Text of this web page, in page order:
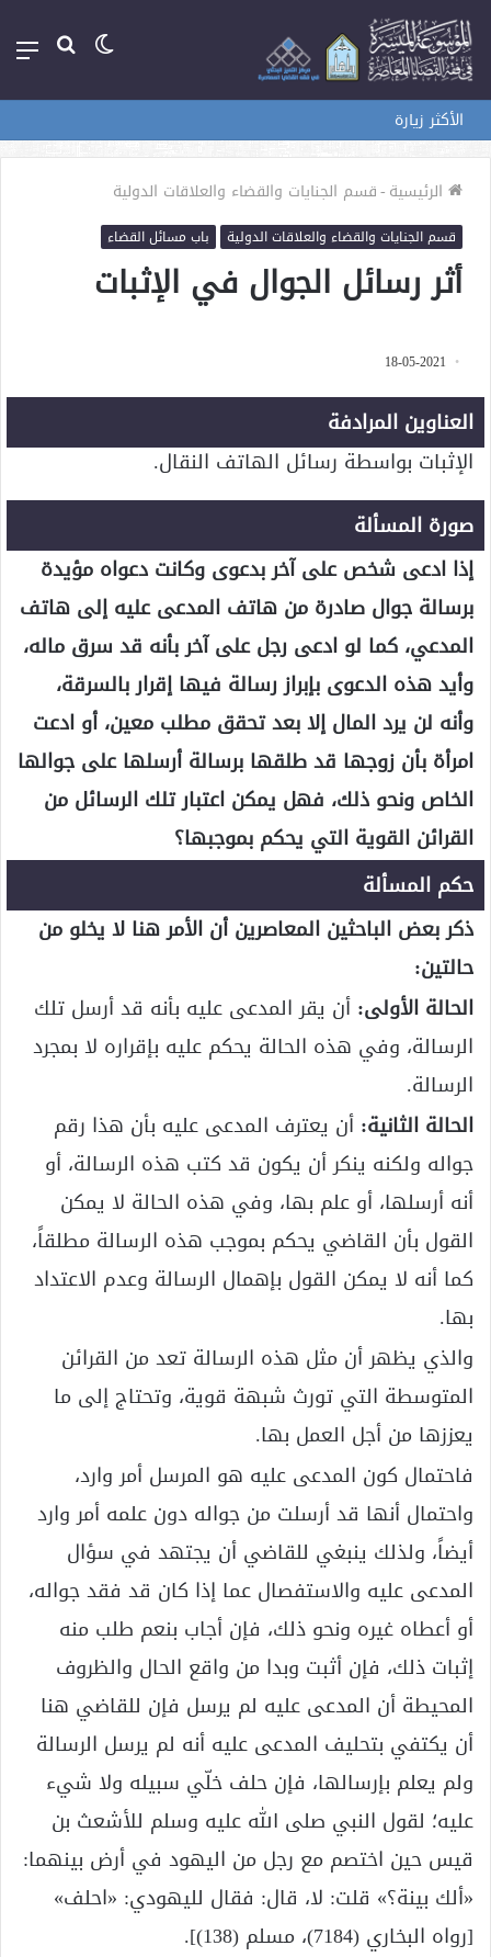
بحث الوضع
الأكثر زيارة
الرئيسية-قسم الجنايات والقضاء والعلاقات الدولية
قسم الجنايات والقضاء والعلاقات الدولية باب مسائل القضاء
أثر رسائل الجوال في الإثبات
18-05-2021
العناوين المرادفة
الإثبات بواسطة رسائل الهاتف النقال.
صورة المسألة
إذا ادعى شخص على آخر بدعوى وكانت دعواه مؤيدة
برسالة جوال صادرة من هاتف المدعى عليه إلى هاتف
المدعي، كما لو ادعى رجل على آخر بأنه قد سرق ماله،
وأيد هذه الدعوى بإبراز رسالة فيها إقرار بالسرقة،
وأنه لن يرد المال إلا بعد تحقق مطلب معين، أو ادعت
امرأة بأن زوجها قد طلقها برسالة أرسلها على جوالها
الخاص ونحو ذلك، فهل يمكن اعتبار تلك الرسائل من
القرائن القوية التي يحكم بموجبها؟
حكم المسألة
ذكر بعض الباحثين المعاصرين أن الأمر هنا لا يخلو من
حالتين:
الحالة الأولى: أن يقر المدعى عليه بأنه قد أرسل تلك
الرسالة، وفي هذه الحالة يحكم عليه بإقراره لا بمجرد
الرسالة.
الحالة الثانية: أن يعترف المدعى عليه بأن هذا رقم
جواله ولكنه ينكر أن يكون قد كتب هذه الرسالة، أو
أنه أرسلها، أو علم بها، وفي هذه الحالة لا يمكن
القول بأن القاضي يحكم بموجب هذه الرسالة مطلقاً،
كما أنه لا يمكن القول بإهمال الرسالة وعدم الاعتداد
بها.
والذي يظهر أن مثل هذه الرسالة تعد من القرائن
المتوسطة التي تورث شبهة قوية، وتحتاج إلى ما
يعززها من أجل العمل بها.
فاحتمال كون المدعى عليه هو المرسل أمر وارد،
واحتمال أنها قد أرسلت من جواله دون علمه أمر وارد
أيضاً، ولذلك ينبغي للقاضي أن يجتهد في سؤال
المدعى عليه والاستفصال عما إذا كان قد فقد جواله،
أو أعطاه غيره ونحو ذلك، فإن أجاب بنعم طلب منه
إثبات ذلك، فإن أثبت وبدا من واقع الحال والظروف
المحيطة أن المدعى عليه لم يرسل فإن للقاضي هنا
أن يكتفي بتحليف المدعى عليه أنه لم يرسل الرسالة
ولم يعلم بإرسالها، فإن حلف خلّي سبيله ولا شيء
عليه؛ لقول النبي صلى الله عليه وسلم للأشعث بن
قيس حين اختصم مع رجل من اليهود في أرض بينهما:
«ألك بينة؟» قلت: لا، قال: فقال لليهودي: «احلف»
[رواه البخاري (7184)، مسلم (138)].